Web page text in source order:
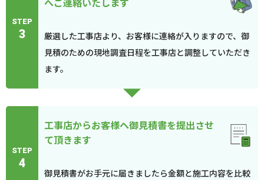
STEP
3
厳選した工事店より、お客様に連絡が入りますので、御
見積のための現地調査日程を工事店と調整していただき
ます。
STEP
4
工事店からお客様へ御見積書を提出させ
て頂きます
御見積書がお手元に届きましたら金額と施工内容を比較